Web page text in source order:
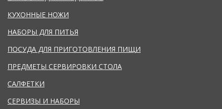
КУХОННЫЕ НОЖИ
НАБОРЫ ДЛЯ ПИТЬЯ
ПОСУДА ДЛЯ ПРИГОТОВЛЕНИЯ ПИЩИ
ПРЕДМЕТЫ СЕРВИРОВКИ СТОЛА
САЛФЕТКИ
СЕРВИЗЫ И НАБОРЫ